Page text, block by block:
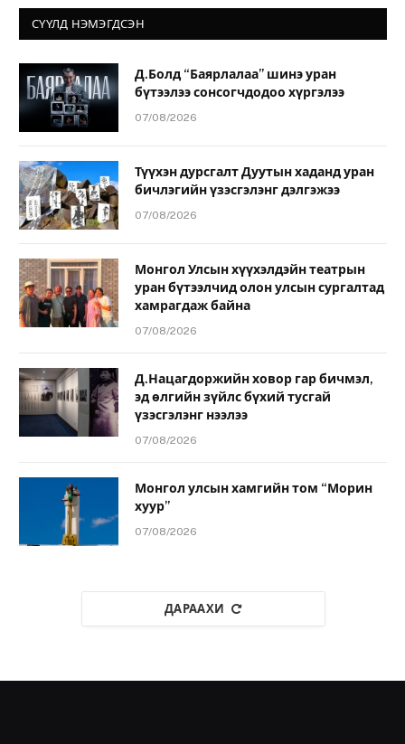
СҮҮЛД НЭМЭГДСЭН
Д.Болд “Баярлалаа” шинэ уран
бүтээлээ сонсогчдодоо хүргэлээ
07/08/2026
Түүхэн дурсгалт Дуутын хаданд уран
бичлэгийн үзэсгэлэнг дэлгэжээ
07/08/2026
Монгол Улсын хүүхэлдэйн театрын
уран бүтээлчид олон улсын сургалтад
хамрагдаж байна
07/08/2026
Д.Нацагдоржийн ховор гар бичмэл,
эд өлгийн зүйлс бүхий тусгай
үзэсгэлэнг нээлээ
07/08/2026
Монгол улсын хамгийн том “Морин
хуур”
07/08/2026
ДАРААХИ